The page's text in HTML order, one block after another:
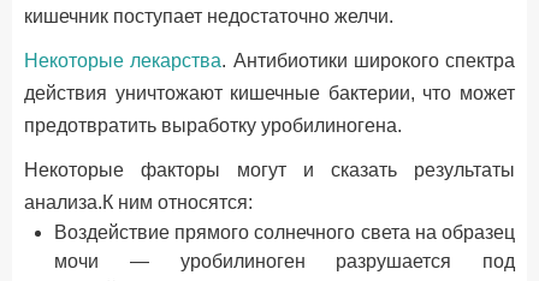
кишечник поступает недостаточно желчи.
Некоторые лекарства. Антибиотики широкого спектра
действия уничтожают кишечные бактерии, что может
предотвратить выработку уробилиногена.
Некоторые факторы могут и сказать результаты
анализа.К ним относятся:
Воздействие прямого солнечного света на образец
мочи — уробилиноген разрушается под